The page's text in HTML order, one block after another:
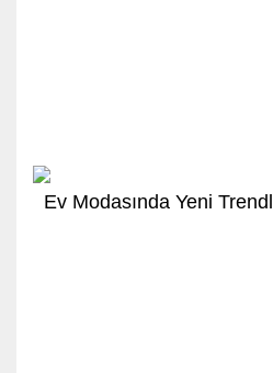
Ev Modasında Yeni